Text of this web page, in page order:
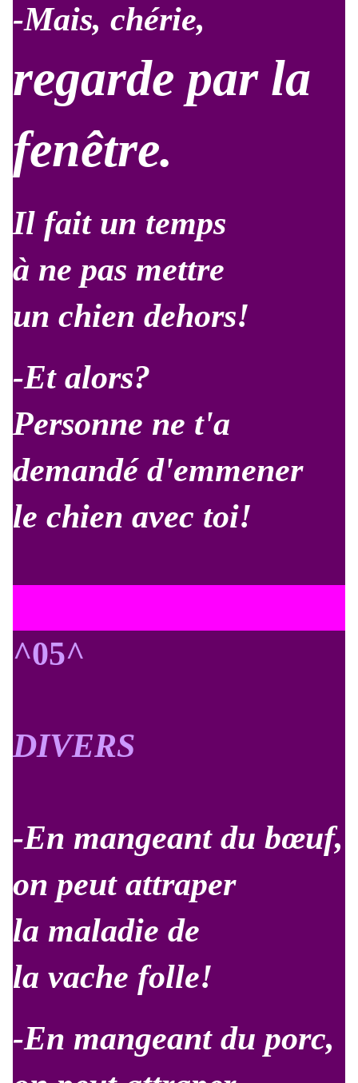
-Mais, chérie,
regarde par la
fenêtre.
Il fait un temps
à ne pas mettre
un chien dehors!
-Et alors?
Personne ne t'a
demandé d'emmener
le chien avec toi!
^05^
DIVERS
-En mangeant du bœuf,
on peut attraper
la maladie de
la vache folle!
-En mangeant du porc,